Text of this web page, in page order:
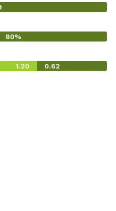
80%
1.20 0.62